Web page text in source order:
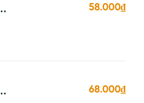
58.000₫
68.000₫